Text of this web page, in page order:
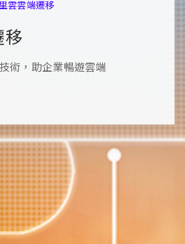
雲雲端遷移
移
術，助企業暢遊雲端